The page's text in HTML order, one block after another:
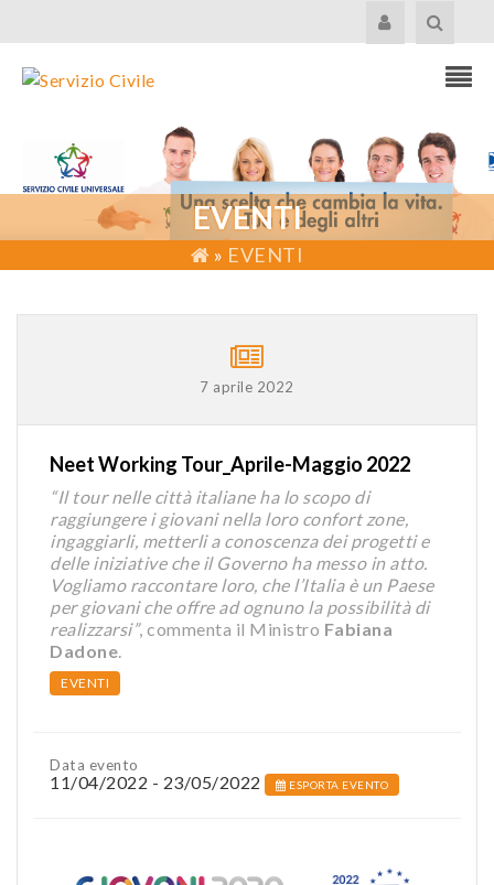
EVENTI
» EVENTI
7 aprile 2022
Neet Working Tour_Aprile-Maggio 2022
“Il tour nelle città italiane ha lo scopo di
raggiungere i giovani nella loro confort zone,
ingaggiarli, metterli a conoscenza dei progetti e
delle iniziative che il Governo ha messo in atto.
Vogliamo raccontare loro, che l’Italia è un Paese
per giovani che offre ad ognuno la possibilità di
realizzarsi”, commenta il Ministro Fabiana
Dadone.
EVENTI
Data evento
11/04/2022 - 23/05/2022 ESPORTA EVENTO